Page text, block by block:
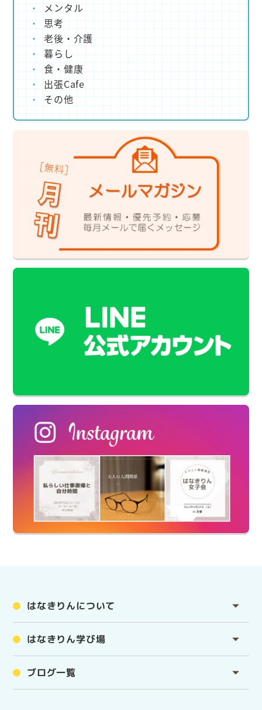
メンタル
思考
老後・介護
暮らし
食・健康
出張Cafe
その他
はなきりんについて
はなきりん学び場
ブログ一覧